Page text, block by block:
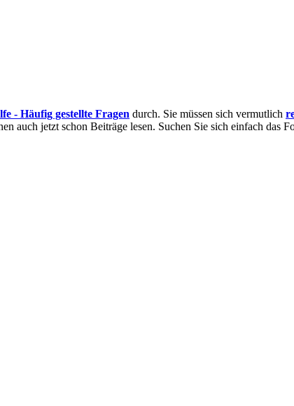
- Häufig gestellte Fragen durch. Sie müssen sich vermutlich
auch jetzt schon Beiträge lesen. Suchen Sie sich einfach das